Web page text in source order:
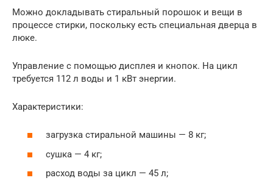
Можно докладывать стиральный порошок и вещи в
процессе стирки, поскольку есть специальная дверца в
люке.
Управление с помощью дисплея и кнопок. На цикл
требуется 112 л воды и 1 кВт энергии.
Характеристики:
загрузка стиральной машины — 8 кг;
сушка — 4 кг;
расход воды за цикл — 45 л;